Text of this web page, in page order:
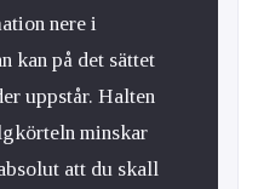
nere i
kan på det sättet
uppstår. Halten
minskar
att du skall